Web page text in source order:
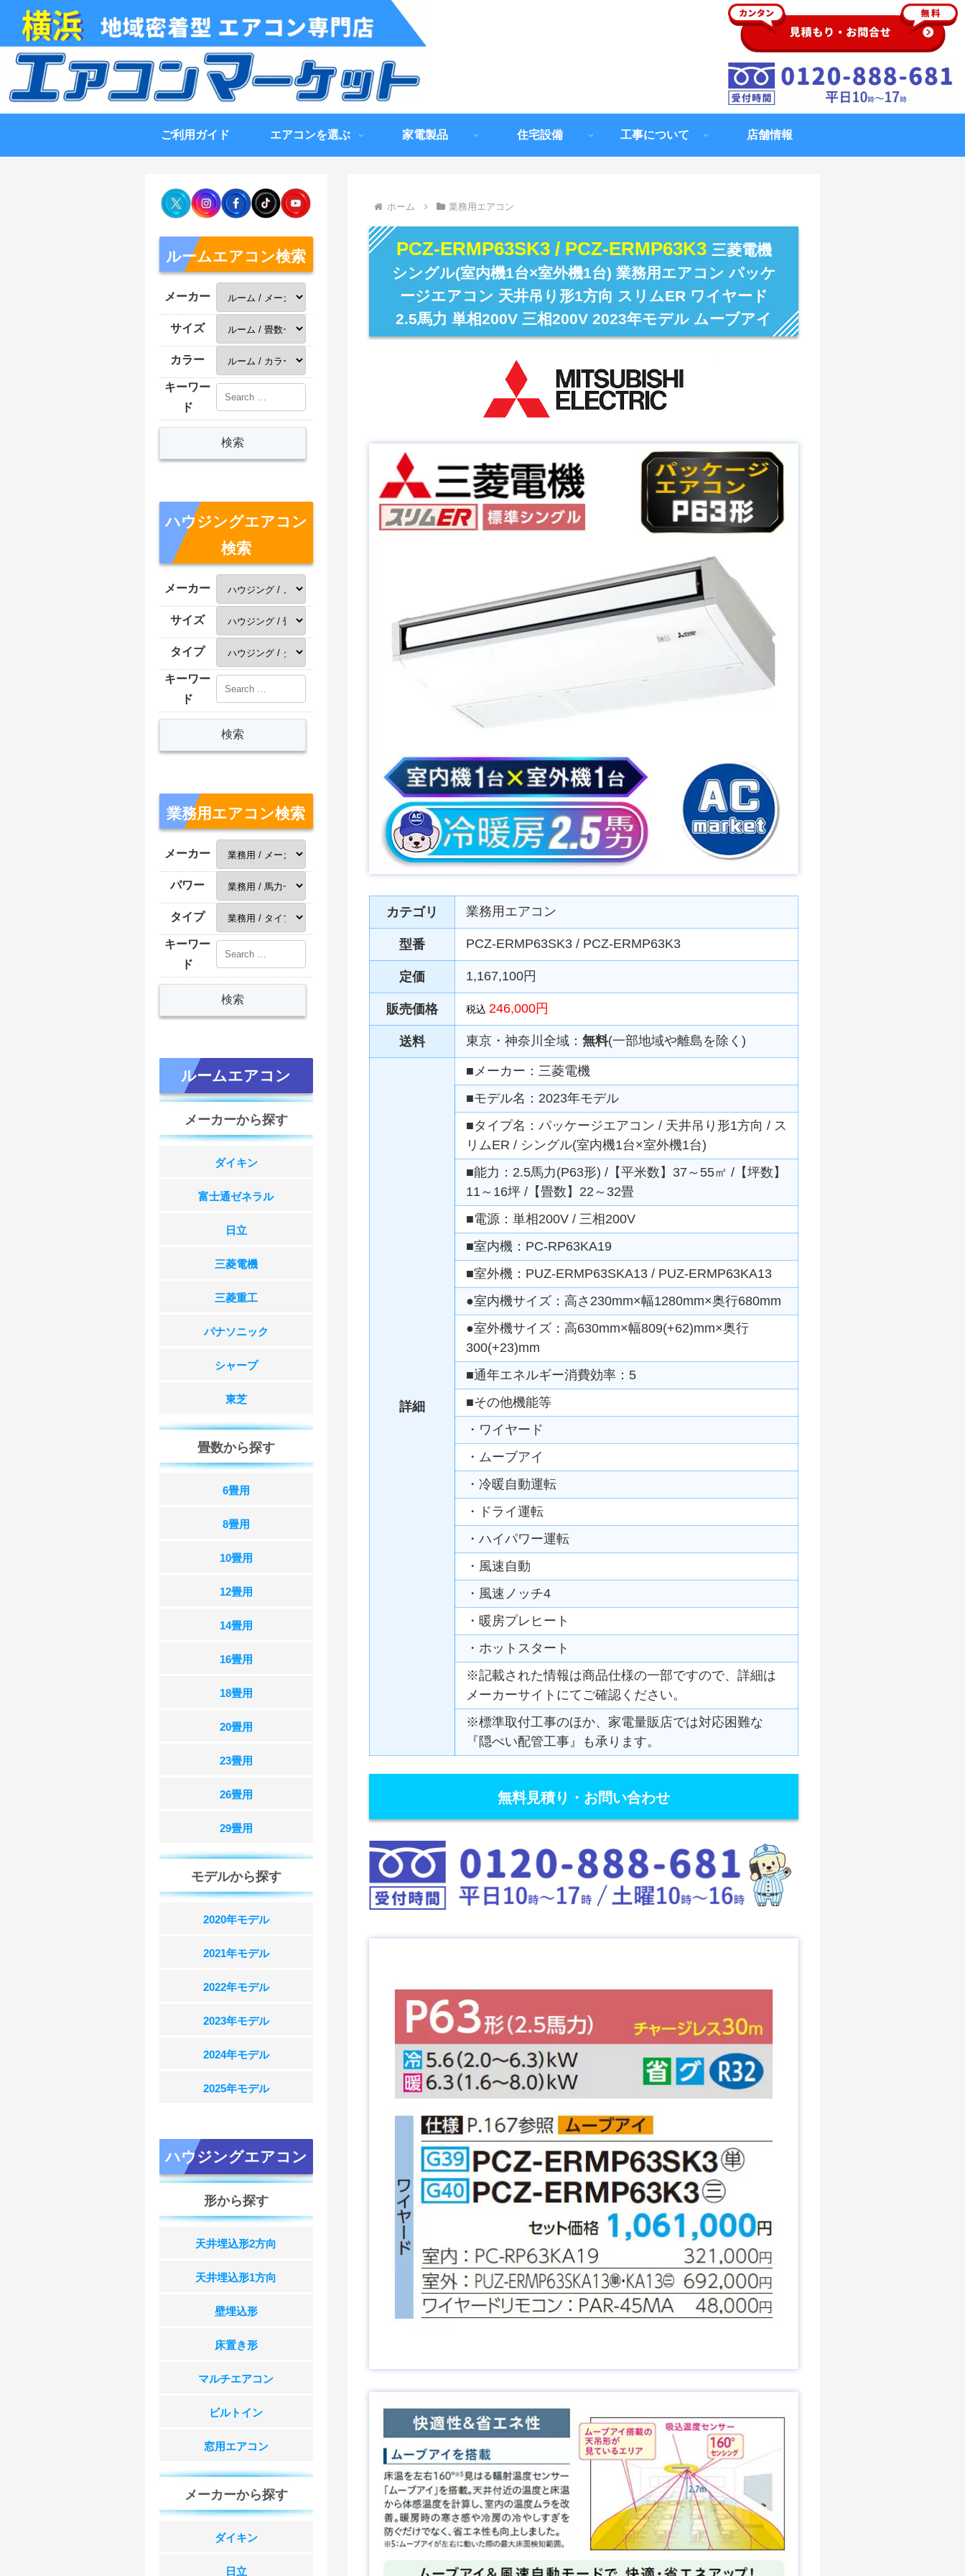
ご利用ガイド エアコンを選ぶ 家電製品 住宅設備 工事について 店舗情報
ホーム 業務用エアコン
PCZ-ERMP63SK3 / PCZ-ERMP63K3 三菱電機
シングル(室内機1台×室外機1台) 業務用エアコン パッケ
ージエアコン 天井吊り形1方向 スリムER ワイヤード
2.5馬力 単相200V 三相200V 2023年モデル ムーブアイ
カテゴリ 業務用エアコン
型番 PCZ-ERMP63SK3 / PCZ-ERMP63K3
定価 1,167,100円
販売価格 税込 246,000円
送料 東京・神奈川全域： 無料(一部地域や離島を除く)
詳細
■メーカー：三菱電機
■モデル名：2023年モデル
■タイプ名：パッケージエアコン / 天井吊り形1方向 / ス
リムER / シングル(室内機1台×室外機1台)
■能力：2.5馬力(P63形) /【平米数】37～55㎡ /【坪数】
11～16坪 /【畳数】22～32畳
■電源：単相200V / 三相200V
■室内機：PC-RP63KA19
■室外機：PUZ-ERMP63SKA13 / PUZ-ERMP63KA13
●室内機サイズ：高さ230mm×幅1280mm×奥行680mm
●室外機サイズ：高630mm×幅809(+62)mm×奥行
300(+23)mm
■通年エネルギー消費効率：5
■その他機能等
・ワイヤード
・ムーブアイ
・冷暖自動運転
・ドライ運転
・ハイパワー運転
・風速自動
・風速ノッチ4
・暖房プレヒート
・ホットスタート
※記載された情報は商品仕様の一部ですので、詳細は
メーカーサイトにてご確認ください。
※標準取付工事のほか、家電量販店では対応困難な
『隠ぺい配管工事』も承ります。
無料見積り・お問い合わせ
ルームエアコン検索
メーカー
サイズ
カラー
キーワー
ド
ハウジングエアコン
検索
メーカー
サイズ
タイプ
キーワー
ド
業務用エアコン検索
メーカー
パワー
タイプ
キーワー
ド
ルームエアコン
メーカーから探す
ダイキン
富士通ゼネラル
日立
三菱電機
三菱重工
パナソニック
シャープ
東芝
畳数から探す
6畳用
8畳用
10畳用
12畳用
14畳用
16畳用
18畳用
20畳用
23畳用
26畳用
29畳用
モデルから探す
2020年モデル
2021年モデル
2022年モデル
2023年モデル
2024年モデル
2025年モデル
ハウジングエアコン
形から探す
天井埋込形2方向
天井埋込形1方向
壁埋込形
床置き形
マルチエアコン
ビルトイン
窓用エアコン
メーカーから探す
ダイキン
日立